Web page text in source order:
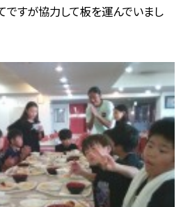
ですが協力して板を運んでいまし